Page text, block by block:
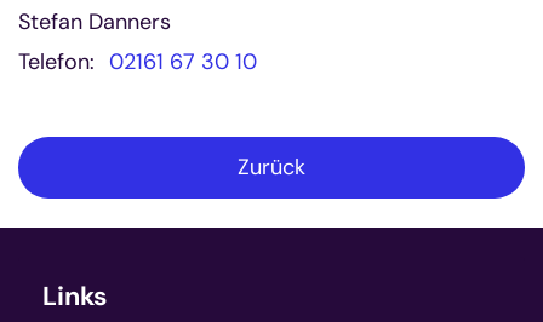
Stefan Danners
Telefon: 02161 67 30 10
Zurück
Links